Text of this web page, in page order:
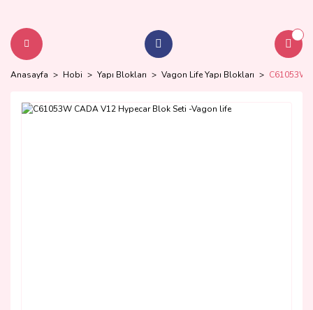
Anasayfa Hobi Yapı Blokları Vagon Life Yapı Blokları C61053W